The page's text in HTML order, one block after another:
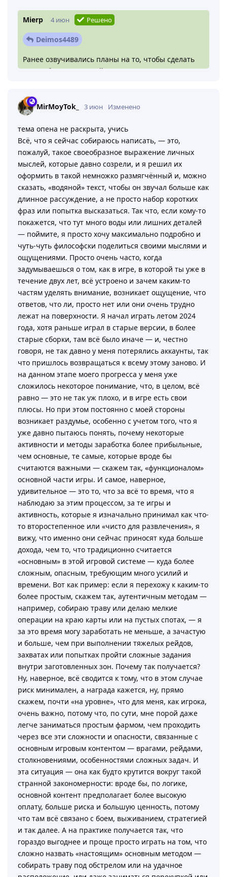
Mierp 4 июн Решено
Deimos4489
Ранее озвучивались планы на то, чтобы сделать
Кузню более выгодной. К сожалению, конкретных
ожидать и следить за новостями.
MirMoyTok_
3 июн Изменено
тема опена не раскрыта, учись
Всё, что я сейчас собираюсь написать, — это,
пожалуй, такое своеобразное выражение личных
мыслей, которые давно созрели, и я решил их
оформить в такой немножко размягчённый и, можно
сказать, «водяной» текст, чтобы он звучал больше как
длинное рассуждение, а не просто набор коротких
фраз или попытка высказаться. Так что, если кому-то
покажется, что тут много воды или лишних деталей
— поймите, я просто хочу максимально подробно и
чуть-чуть философски поделиться своими мыслями и
ощущениями. Просто очень часто, когда
задумываешься о том, как в игре, в которой ты уже в
течение двух лет, всё устроено и зачем каким-то
частям уделять внимание, возникает ощущение, что
ответов, что ли, просто нет или они очень трудно
лежат на поверхности. Я начал играть летом 2024
года, хотя раньше играл в старые версии, в более
старые сборки, там всё было иначе — и, честно
говоря, не так давно у меня потерялись аккаунты, так
что пришлось возвращаться к всему этому заново. И
на данном этапе моего прогресса у меня уже
сложилось некоторое понимание, что, в целом, всё
равно — это не так уж плохо, и в игре есть свои
плюсы. Но при этом постоянно с моей стороны
возникает раздумье, особенно с учетом того, что я
уже давно пытаюсь понять, почему некоторые
активности и методы заработка более прибыльные,
чем основные, те самые, которые вроде бы
считаются важными — скажем так, «функционалом»
основной части игры. И самое, наверное,
удивительное — это то, что за всё то время, что я
наблюдаю за этим процессом, за те игры и
активность, которые я изначально принимал как что-
то второстепенное или «чисто для развлечения», я
вижу, что именно они сейчас приносят куда больше
дохода, чем то, что традиционно считается
«основным» в этой игровой системе — куда более
сложным, опасным, требующим много усилий и
времени. Вот как пример: если я перехожу к каким-то
более простым, скажем так, аутентичным методам —
например, собираю траву или делаю мелкие
операции на краю карты или на пустых спотах, — я
за это время могу заработать не меньше, а зачастую
и больше, чем при выполнении тяжелых рейдов,
захватах или попытках пройти сложные задания
внутри заготовленных зон. Почему так получается?
Ну, наверное, всё сводится к тому, что в этом случае
риск минимален, а награда кажется, ну, прямо
скажем, почти «на уровне», что для меня, как игрока,
очень важно, потому что, по сути, мне порой даже
легче заниматься простым фармом, чем проходить
через все эти сложности и опасности, связанные с
основным игровым контентом — врагами, рейдами,
столкновениями, особенностями сложных задач. И
эта ситуация — она как будто крутится вокруг такой
странной закономерности: вроде бы, по логике,
основной контент предполагает более высокую
оплату, больше риска и большую ценность, потому
что там всё связано с боем, выживанием, стратегией
и так далее. А на практике получается так, что
гораздо выгоднее и проще просто играть на том, что
сложно назвать «настоящим» основным методом —
собирать траву под обстрелом или на удачное